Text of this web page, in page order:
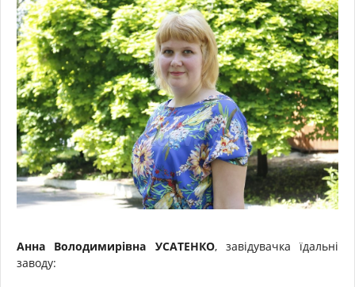
Анна Володимирівна УСАТЕНКО, завідувачка їдальні
заводу: